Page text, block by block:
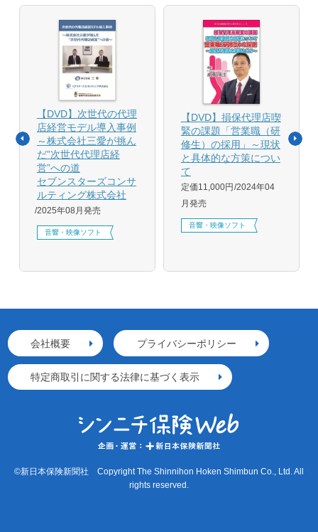
【DVD】次世代の代理
店経営モデル導入事例
～株式会社三愛が挑ん
だ”次世代代理店経
営”への道
セブンスターズコンサ
ルティング株式会社
2025年08月発売
音響・映像ソフト
【DVD】損保代理店喫
緊の課題「営業職（研
修生）の採用」～現状
と具体的な方策につい
て
定価11,000円 2024年04
月発売
音響・映像ソフト
会社概要 プライバシーポリシー
特定商取引に関する法律に基づく表示
©新日本保険新聞社 Copyright The Shinnihon Hoken Shimbun Co., Ltd. All
rights reserved.